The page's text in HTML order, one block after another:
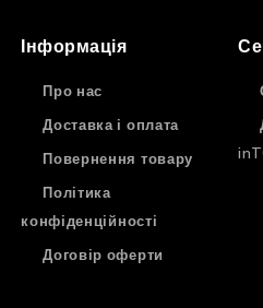
Інформація
Про нас
Доставка і оплата
Повернення товару
Політика
конфіденційності
Договір оферти